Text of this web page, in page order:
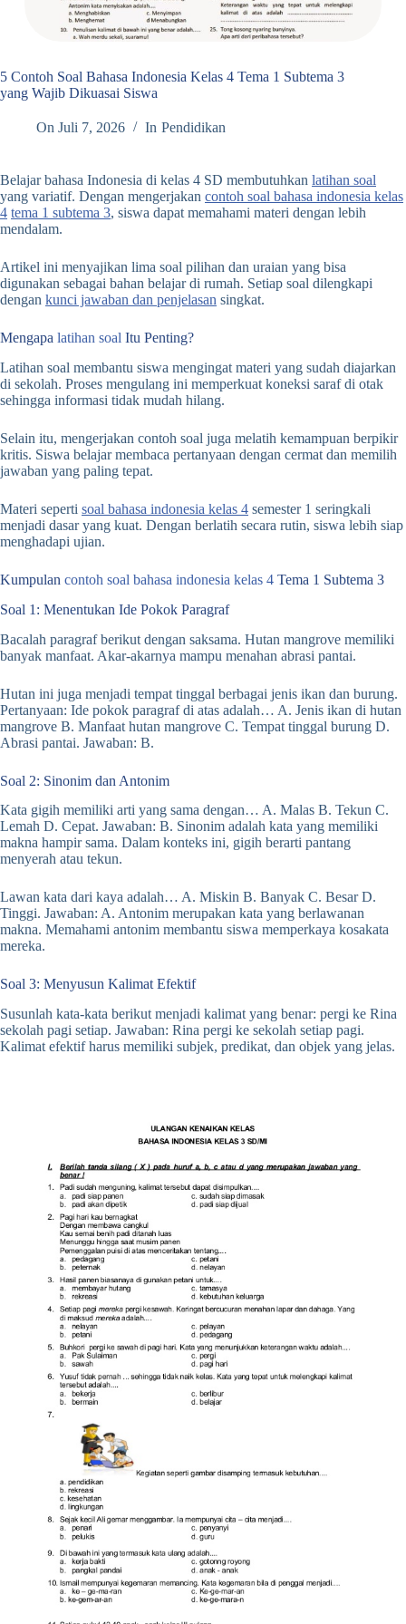
5 Contoh Soal Bahasa Indonesia Kelas 4 Tema 1 Subtema 3
yang Wajib Dikuasai Siswa
On Juli 7, 2026 In Pendidikan
Belajar bahasa Indonesia di kelas 4 SD membutuhkan latihan soal
yang variatif. Dengan mengerjakan contoh soal bahasa indonesia kelas
4 tema 1 subtema 3, siswa dapat memahami materi dengan lebih
mendalam.
Artikel ini menyajikan lima soal pilihan dan uraian yang bisa
digunakan sebagai bahan belajar di rumah. Setiap soal dilengkapi
dengan kunci jawaban dan penjelasan singkat.
Mengapa latihan soal Itu Penting?
Latihan soal membantu siswa mengingat materi yang sudah diajarkan
di sekolah. Proses mengulang ini memperkuat koneksi saraf di otak
sehingga informasi tidak mudah hilang.
Selain itu, mengerjakan contoh soal juga melatih kemampuan berpikir
kritis. Siswa belajar membaca pertanyaan dengan cermat dan memilih
jawaban yang paling tepat.
Materi seperti soal bahasa indonesia kelas 4 semester 1 seringkali
menjadi dasar yang kuat. Dengan berlatih secara rutin, siswa lebih siap
menghadapi ujian.
Kumpulan contoh soal bahasa indonesia kelas 4 Tema 1 Subtema 3
Soal 1: Menentukan Ide Pokok Paragraf
Bacalah paragraf berikut dengan saksama. Hutan mangrove memiliki
banyak manfaat. Akar-akarnya mampu menahan abrasi pantai.
Hutan ini juga menjadi tempat tinggal berbagai jenis ikan dan burung.
Pertanyaan: Ide pokok paragraf di atas adalah… A. Jenis ikan di hutan
mangrove B. Manfaat hutan mangrove C. Tempat tinggal burung D.
Abrasi pantai. Jawaban: B.
Soal 2: Sinonim dan Antonim
Kata gigih memiliki arti yang sama dengan… A. Malas B. Tekun C.
Lemah D. Cepat. Jawaban: B. Sinonim adalah kata yang memiliki
makna hampir sama. Dalam konteks ini, gigih berarti pantang
menyerah atau tekun.
Lawan kata dari kaya adalah… A. Miskin B. Banyak C. Besar D.
Tinggi. Jawaban: A. Antonim merupakan kata yang berlawanan
makna. Memahami antonim membantu siswa memperkaya kosakata
mereka.
Soal 3: Menyusun Kalimat Efektif
Susunlah kata-kata berikut menjadi kalimat yang benar: pergi ke Rina
sekolah pagi setiap. Jawaban: Rina pergi ke sekolah setiap pagi.
Kalimat efektif harus memiliki subjek, predikat, dan objek yang jelas.